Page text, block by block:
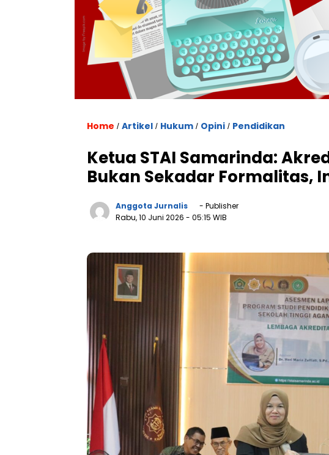
Home / Artikel / Hukum / Opini / Pendidikan
Ketua STAI Samarinda:
Bukan Sekadar Formalitas,
Anggota Jurnalis
- Publisher
Rabu, 10 Juni 2026 - 05:15 WIB